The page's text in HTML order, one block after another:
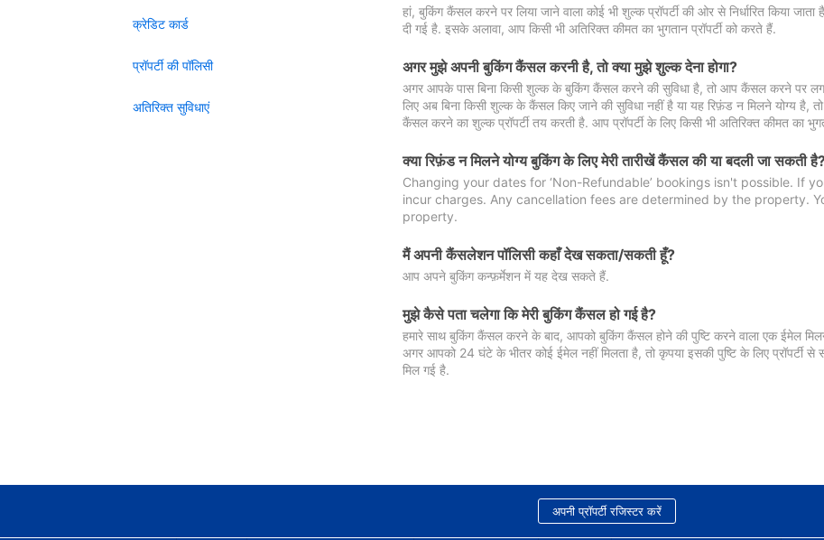
क्रेडिट कार्ड
प्रॉपर्टी की पॉलिसी
अतिरिक्त सुविधाएं
हां, बुकिंग कैंसल करने पर लिया जाने वाला कोई भी शुल्क प्रॉपर्टी की ओर से निर्धारित किया
दी गई है. इसके अलावा, आप किसी भी अतिरिक्त कीमत का भुगतान प्रॉपर्टी को करते हैं.
अगर मुझे अपनी बुकिंग कैंसल करनी है, तो क्या मुझे शुल्क देना होगा?
अगर आपके पास बिना किसी शुल्क के बुकिंग कैंसल करने की सुविधा है, तो आप कैंसल करने पर
लिए अब बिना किसी शुल्क के कैंसल किए जाने की सुविधा नहीं है या यह रिफ़ंड न मिलने योग्य
कैंसल करने का शुल्क प्रॉपर्टी तय करती है. आप प्रॉपर्टी के लिए किसी भी अतिरिक्त कीमत का
क्या रिफ़ंड न मिलने योग्य बुकिंग के लिए मेरी तारीखें कैंसल की या बदली जा सकती
Changing your dates for ‘Non-Refundable’ bookings isn't possible. If
incur charges. Any cancellation fees are determined by the property.
property.
मैं अपनी कैंसलेशन पॉलिसी कहाँ देख सकता/सकती हूँ?
आप अपने बुकिंग कन्फ़र्मेशन में यह देख सकते हैं.
मुझे कैसे पता चलेगा कि मेरी बुकिंग कैंसल हो गई है?
हमारे साथ बुकिंग कैंसल करने के बाद, आपको बुकिंग कैंसल होने की पुष्टि करने वाला एक ईमेल
अगर आपको 24 घंटे के भीतर कोई ईमेल नहीं मिलता है, तो कृपया इसकी पुष्टि के लिए
मिल गई है.
अपनी प्रॉपर्टी रजिस्टर करें